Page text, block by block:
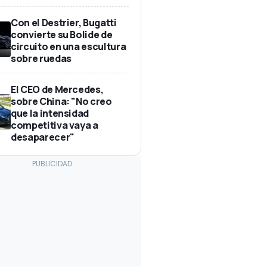
Con el Destrier, Bugatti
convierte su Bolide de
circuito en una escultura
sobre ruedas
El CEO de Mercedes,
sobre China: "No creo
que la intensidad
competitiva vaya a
desaparecer"